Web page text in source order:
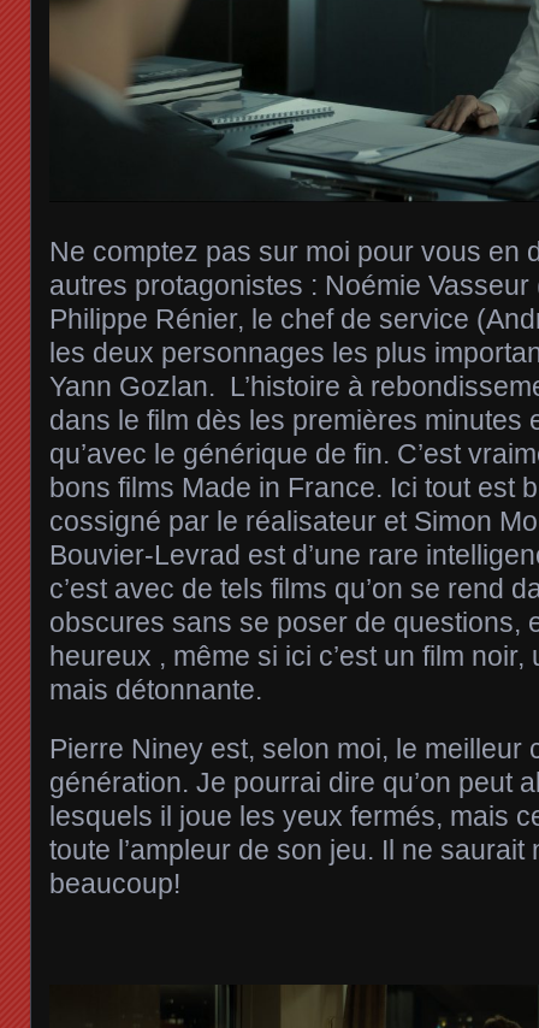
Ne comptez pas sur moi pour vous en
autres protagonistes : Noémie
Philippe Rénier, le chef de service
les deux personnages les plus
Yann Gozlan. L’histoire à
dans le film dès les premières minutes
qu’avec le générique de fin. C’est
bons films Made in France. Ici tout est
cossigné par le réalisateur et Simon
Bouvier-Levrad est d’une rare
c’est avec de tels films qu’on se rend
obscures sans se poser de questions,
heureux , même si ici c’est un film
mais détonnante.
Pierre Niney est, selon moi, le meilleur
génération. Je pourrai dire qu’on peut
lesquels il joue les yeux fermés, mais
toute l’ampleur de son jeu. Il ne saurait
beaucoup!